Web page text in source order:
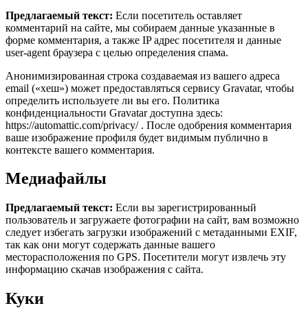
Предлагаемый текст: Если посетитель оставляет
комментарий на сайте, мы собираем данные указанные в
форме комментария, а также IP адрес посетителя и данные
user-agent браузера с целью определения спама.
Анонимизированная строка создаваемая из вашего адреса
email («хеш») может предоставляться сервису Gravatar, чтобы
определить используете ли вы его. Политика
конфиденциальности Gravatar доступна здесь:
https://automattic.com/privacy/ . После одобрения комментария
ваше изображение профиля будет видимым публично в
контексте вашего комментария.
Медиафайлы
Предлагаемый текст: Если вы зарегистрированный
пользователь и загружаете фотографии на сайт, вам возможно
следует избегать загрузки изображений с метаданными EXIF,
так как они могут содержать данные вашего
месторасположения по GPS. Посетители могут извлечь эту
информацию скачав изображения с сайта.
Куки